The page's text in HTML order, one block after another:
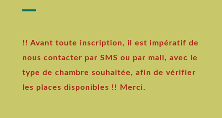
!! Avant toute inscription, il est impératif de
nous contacter par SMS ou par mail, avec le
type de chambre souhaitée, afin de vérifier
les places disponibles !! Merci.